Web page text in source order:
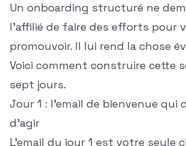
Un onboarding structuré ne
l'affilié de faire des efforts pour
promouvoir. Il lui rend la chose
Voici comment construire cette
sept jours.
Jour 1 : l'email de bienvenue qui
d'agir
L'email du jour 1 est votre seule